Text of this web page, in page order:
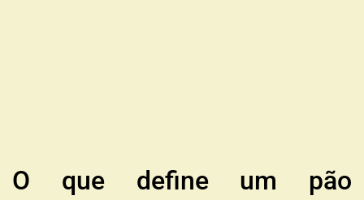
O que define um pão